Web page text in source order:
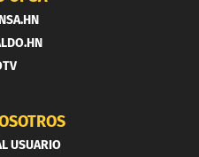
USUARIO